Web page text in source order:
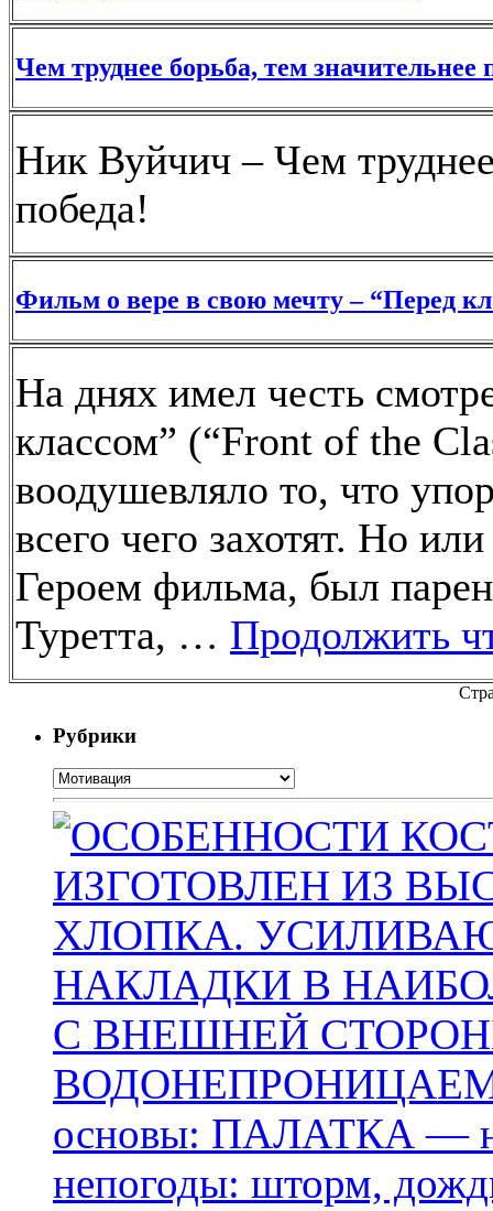
Чем труднее борьба, тем значительнее
Ник Вуйчич – Чем
победа!
Фильм о вере в свою мечту – “Перед
На днях имел честь
классом” (“Front of the
воодушевляло то, что
всего чего захотят. Но
Героем фильма, был
Туретта, … Продолжить
Рубрики